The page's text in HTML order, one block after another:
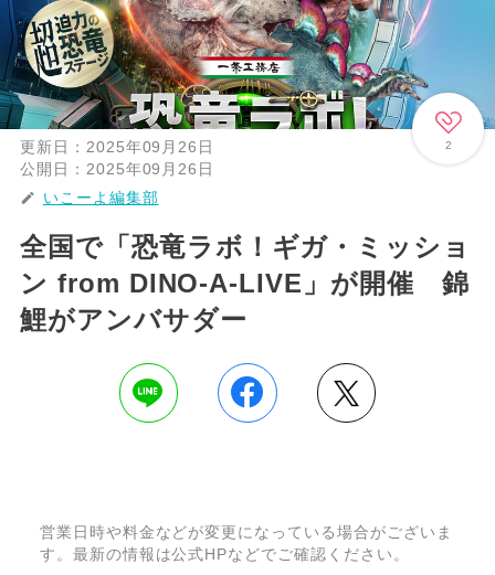
2
更新日： 2025年09月26日
公開日： 2025年09月26日
いこーよ編集部
全国で「恐竜ラボ！ギガ・ミッショ
ン from DINO-A-LIVE」が開催 錦
鯉がアンバサダー
営業日時や料金などが変更になっている場合がございま
す。最新の情報は公式HPなどでご確認ください。